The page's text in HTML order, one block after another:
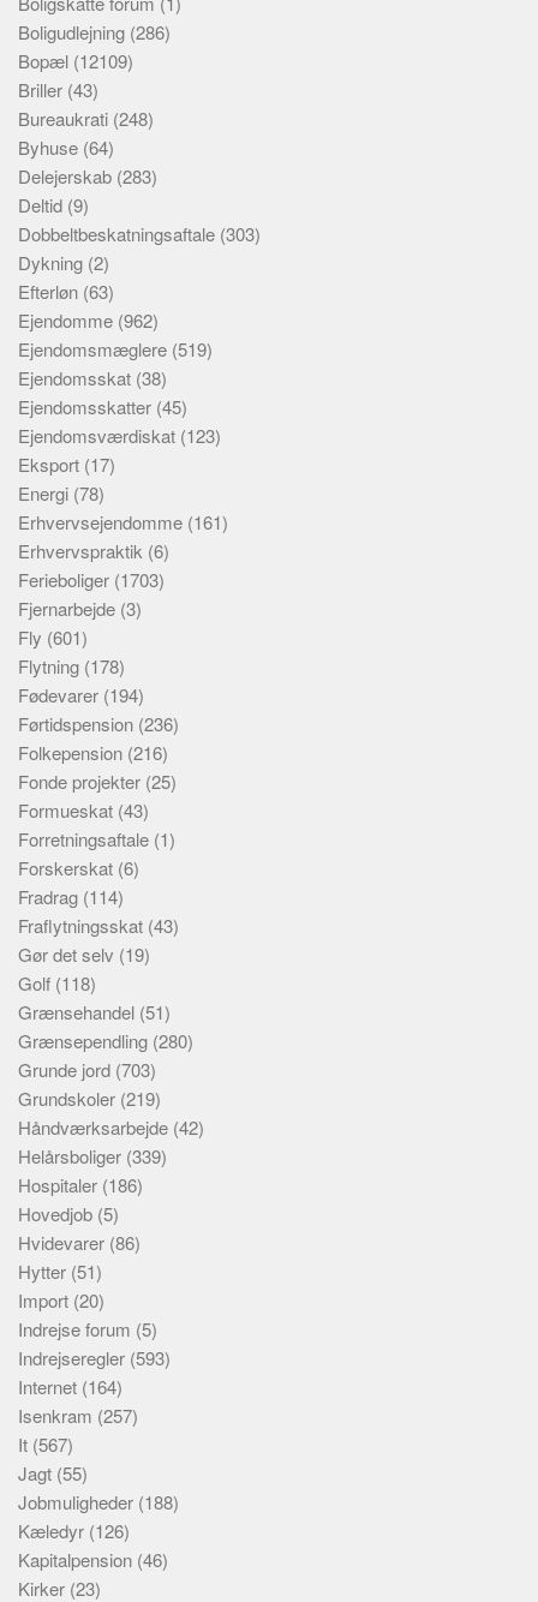
Boligudlejning (286)
Bopæl (12109)
Briller (43)
Bureaukrati (248)
Byhuse (64)
Delejerskab (283)
Deltid (9)
Dobbeltbeskatningsaftale (303)
Dykning (2)
Efterløn (63)
Ejendomme (962)
Ejendomsmæglere (519)
Ejendomsskat (38)
Ejendomsskatter (45)
Ejendomsværdiskat (123)
Eksport (17)
Energi (78)
Erhvervsejendomme (161)
Erhvervspraktik (6)
Ferieboliger (1703)
Fjernarbejde (3)
Fly (601)
Flytning (178)
Fødevarer (194)
Førtidspension (236)
Folkepension (216)
Fonde projekter (25)
Formueskat (43)
Forretningsaftale (1)
Forskerskat (6)
Fradrag (114)
Fraflytningsskat (43)
Gør det selv (19)
Golf (118)
Grænsehandel (51)
Grænsependling (280)
Grunde jord (703)
Grundskoler (219)
Håndværksarbejde (42)
Helårsboliger (339)
Hospitaler (186)
Hovedjob (5)
Hvidevarer (86)
Hytter (51)
Import (20)
Indrejse forum (5)
Indrejseregler (593)
Internet (164)
Isenkram (257)
It (567)
Jagt (55)
Jobmuligheder (188)
Kæledyr (126)
Kapitalpension (46)
Kirker (23)